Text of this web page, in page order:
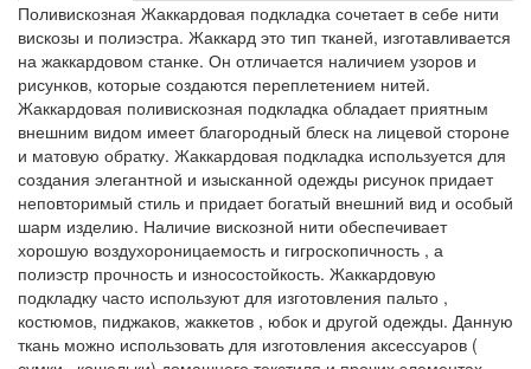
Поливискозная Жаккардовая подкладка сочетает в себе нити
вискозы и полиэстра. Жаккард это тип тканей, изготавливается
на жаккардовом станке. Он отличается наличием узоров и
рисунков, которые создаются переплетением нитей.
Жаккардовая поливискозная подкладка обладает приятным
внешним видом имеет благородный блеск на лицевой стороне
и матовую обратку. Жаккардовая подкладка используется для
создания элегантной и изысканной одежды рисунок придает
неповторимый стиль и придает богатый внешний вид и особый
шарм изделию. Наличие вискозной нити обеспечивает
хорошую воздухороницаемость и гигроскопичность , а
полиэстр прочность и износостойкость. Жаккардовую
подкладку часто используют для изготовления пальто ,
костюмов, пиджаков, жаккетов , юбок и другой одежды. Данную
ткань можно использовать для изготовления аксессуаров (